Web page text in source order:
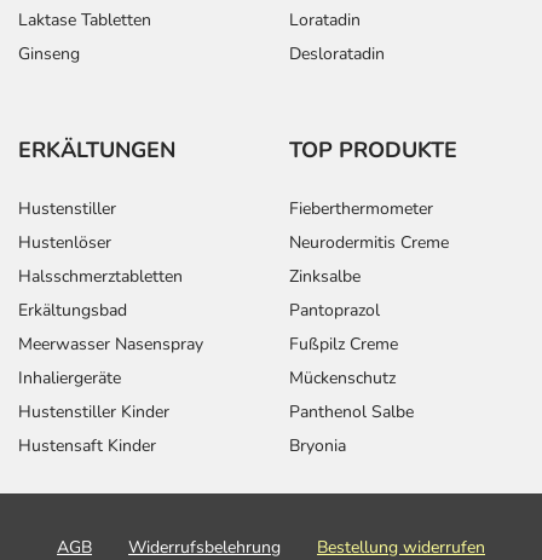
Laktase Tabletten
Ginseng
Loratadin
Desloratadin
ERKÄLTUNGEN
Hustenstiller
Hustenlöser
Halsschmerztabletten
Erkältungsbad
Meerwasser Nasenspray
Inhaliergeräte
Hustenstiller Kinder
Hustensaft Kinder
TOP PRODUKTE
Fieberthermometer
Neurodermitis Creme
Zinksalbe
Pantoprazol
Fußpilz Creme
Mückenschutz
Panthenol Salbe
Bryonia
AGB Widerrufsbelehrung
Bestellung widerrufen